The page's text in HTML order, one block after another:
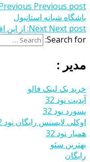
Previous post:
باشگاه شبانه استانبول
Next Next post:
از این
Search for:
مدیر :
خرید بک لینک فالو
آپدیت نود 32
پسورد نود 32
اوکلی لایسنس رایگان نود 32
همیار نود 32
بهترین سئو
رایگان